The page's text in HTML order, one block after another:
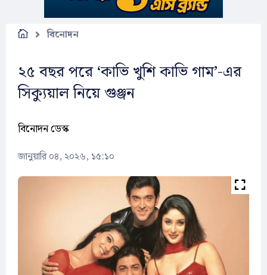
বিনোদন
২৫ বছর পরে ‘কাভি খুশি কাভি গাম’-এর
সিক্যুয়াল নিয়ে গুঞ্জন
বিনোদন ডেস্ক
জানুয়ারি ০৪, ২০২৬, ১৫:১০